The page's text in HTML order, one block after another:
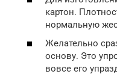
картон.
нормальную
Желательно
основу. Это
вовсе его